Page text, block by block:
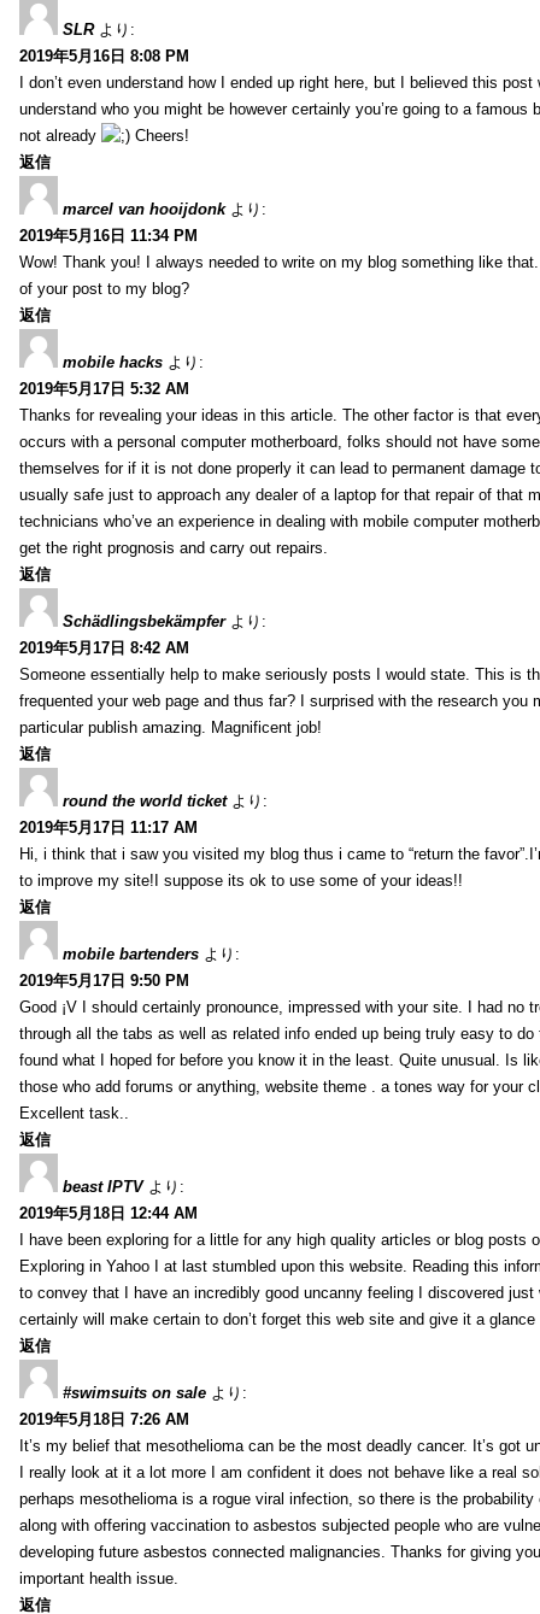
SLR より:
2019年5月16日 8:08 PM
I don’t even understand how I ended up right here, but I believed this post
understand who you might be however certainly you’re going to a famous
not already
Cheers!
返信
marcel van hooijdonk より:
2019年5月16日 11:34 PM
Wow! Thank you! I always needed to write on my blog something like
of your post to my blog?
返信
mobile hacks より:
2019年5月17日 5:32 AM
Thanks for revealing your ideas in this article. The other factor is that
occurs with a personal computer motherboard, folks should not have
themselves for if it is not done properly it can lead to permanent damage
usually safe just to approach any dealer of a laptop for that repair of that
technicians who’ve an experience in dealing with mobile computer
get the right prognosis and carry out repairs.
返信
Schädlingsbekämpfer より:
2019年5月17日 8:42 AM
Someone essentially help to make seriously posts I would state. This is
frequented your web page and thus far? I surprised with the research you
particular publish amazing. Magnificent job!
返信
round the world ticket より:
2019年5月17日 11:17 AM
Hi, i think that i saw you visited my blog thus i came to “return the
to improve my site!I suppose its ok to use some of your ideas!!
返信
mobile bartenders より:
2019年5月17日 9:50 PM
Good ¡V I should certainly pronounce, impressed with your site. I had no
through all the tabs as well as related info ended up being truly easy to
found what I hoped for before you know it in the least. Quite unusual. Is
those who add forums or anything, website theme . a tones way for your
Excellent task..
返信
beast IPTV より:
2019年5月18日 12:44 AM
I have been exploring for a little for any high quality articles or blog posts
Exploring in Yahoo I at last stumbled upon this website. Reading this
to convey that I have an incredibly good uncanny feeling I discovered
certainly will make certain to don’t forget this web site and give it a
返信
#swimsuits on sale より:
2019年5月18日 7:26 AM
It’s my belief that mesothelioma can be the most deadly cancer. It’s got
I really look at it a lot more I am confident it does not behave like a real
perhaps mesothelioma is a rogue viral infection, so there is the
along with offering vaccination to asbestos subjected people who are
developing future asbestos connected malignancies. Thanks for giving
important health issue.
返信